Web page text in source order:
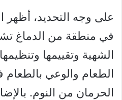
على وجه التحديد، أظهر
في منطقة من الدماغ
الشهية وتقييمها
الطعام والوعي
الحرمان من النوم.